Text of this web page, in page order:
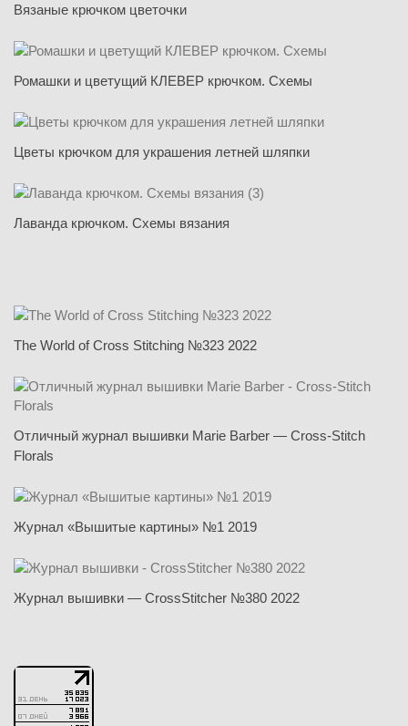
Вязаные крючком цветочки
Ромашки и цветущий КЛЕВЕР крючком. Схемы
Цветы крючком для украшения летней шляпки
Лаванда крючком. Схемы вязания
The World of Cross Stitching №323 2022
Отличный журнал вышивки Marie Barber — Cross-Stitch
Florals
Журнал «Вышитые картины» №1 2019
Журнал вышивки — CrossStitcher №380 2022